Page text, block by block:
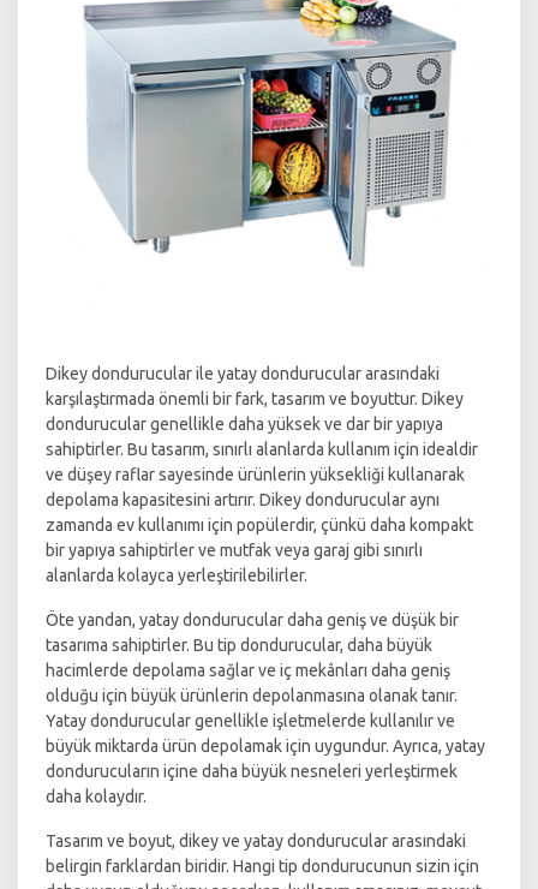
Dikey dondurucular ile yatay dondurucular arasındaki
karşılaştırmada önemli bir fark, tasarım ve boyuttur. Dikey
dondurucular genellikle daha yüksek ve dar bir yapıya
sahiptirler. Bu tasarım, sınırlı alanlarda kullanım için idealdir
ve düşey raflar sayesinde ürünlerin yüksekliği kullanarak
depolama kapasitesini artırır. Dikey dondurucular aynı
zamanda ev kullanımı için popülerdir, çünkü daha kompakt
bir yapıya sahiptirler ve mutfak veya garaj gibi sınırlı
alanlarda kolayca yerleştirilebilirler.
Öte yandan, yatay dondurucular daha geniş ve düşük bir
tasarıma sahiptirler. Bu tip dondurucular, daha büyük
hacimlerde depolama sağlar ve iç mekânları daha geniş
olduğu için büyük ürünlerin depolanmasına olanak tanır.
Yatay dondurucular genellikle işletmelerde kullanılır ve
büyük miktarda ürün depolamak için uygundur. Ayrıca, yatay
dondurucuların içine daha büyük nesneleri yerleştirmek
daha kolaydır.
Tasarım ve boyut, dikey ve yatay dondurucular arasındaki
belirgin farklardan biridir. Hangi tip dondurucunun sizin için